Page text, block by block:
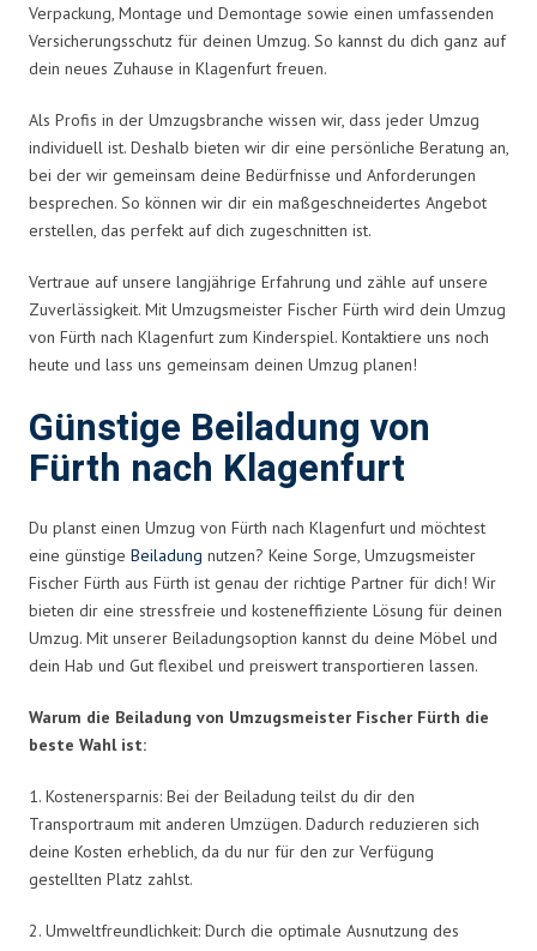
Verpackung, Montage und Demontage sowie einen umfassenden
Versicherungsschutz für deinen Umzug. So kannst du dich ganz auf
dein neues Zuhause in Klagenfurt freuen.
Als Profis in der Umzugsbranche wissen wir, dass jeder Umzug
individuell ist. Deshalb bieten wir dir eine persönliche Beratung an,
bei der wir gemeinsam deine Bedürfnisse und Anforderungen
besprechen. So können wir dir ein maßgeschneidertes Angebot
erstellen, das perfekt auf dich zugeschnitten ist.
Vertraue auf unsere langjährige Erfahrung und zähle auf unsere
Zuverlässigkeit. Mit Umzugsmeister Fischer Fürth wird dein Umzug
von Fürth nach Klagenfurt zum Kinderspiel. Kontaktiere uns noch
heute und lass uns gemeinsam deinen Umzug planen!
Günstige Beiladung von
Fürth nach Klagenfurt
Du planst einen Umzug von Fürth nach Klagenfurt und möchtest
eine günstige Beiladung nutzen? Keine Sorge, Umzugsmeister
Fischer Fürth aus Fürth ist genau der richtige Partner für dich! Wir
bieten dir eine stressfreie und kosteneffiziente Lösung für deinen
Umzug. Mit unserer Beiladungsoption kannst du deine Möbel und
dein Hab und Gut flexibel und preiswert transportieren lassen.
Warum die Beiladung von Umzugsmeister Fischer Fürth die
beste Wahl ist:
1. Kostenersparnis: Bei der Beiladung teilst du dir den
Transportraum mit anderen Umzügen. Dadurch reduzieren sich
deine Kosten erheblich, da du nur für den zur Verfügung
gestellten Platz zahlst.
2. Umweltfreundlichkeit: Durch die optimale Ausnutzung des